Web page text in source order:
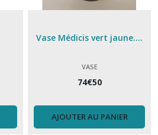
Vase Médicis vert jaune....
VASE
74€50
AJOUTER AU PANIER